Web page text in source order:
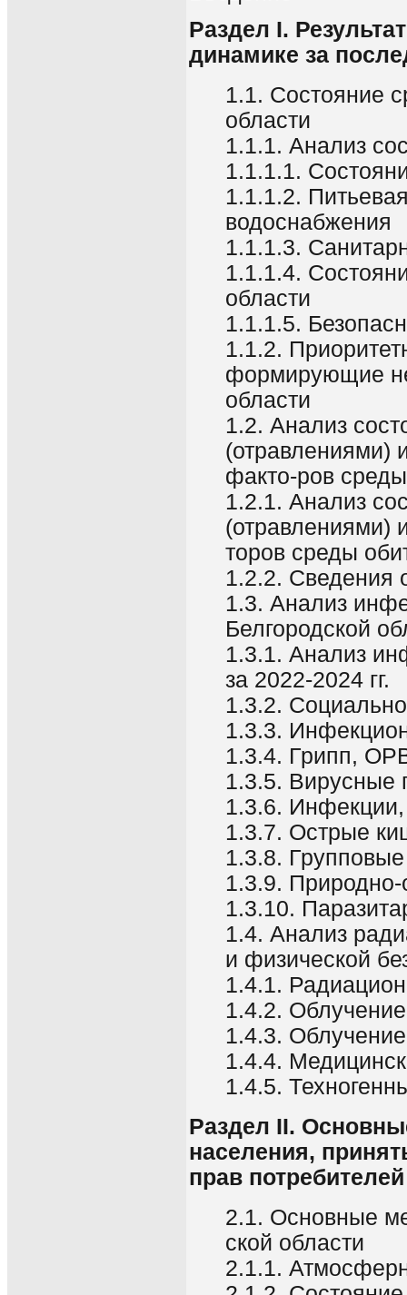
Раздел I.
динамике за
1.1. Состояние
области
1.1.1. Анализ
1.1.1.1.
1.1.1.2.
водоснабжения
1.1.1.3.
1.1.1.4.
области
1.1.1.5.
1.1.2.
формирующие
области
1.2. Анализ
(отравлениями)
факто-ров
1.2.1. Анализ
(отравлениями)
торов среды
1.2.2. Сведения
1.3. Анализ
Белгородской
1.3.1. Анализ
за 2022-2024 гг.
1.3.2.
1.3.3.
1.3.4. Грипп,
1.3.5. Вирусные
1.3.6.
1.3.7. Острые
1.3.8.
1.3.9. Природно-
1.3.10.
1.4. Анализ
и физической
1.4.1.
1.4.2.
1.4.3.
1.4.4.
1.4.5.
Раздел II.
населения,
прав
2.1. Основные
ской области
2.1.1.